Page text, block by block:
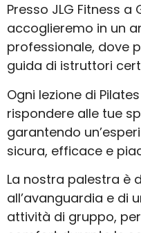
Presso JLG Fitness a
accoglieremo in un
professionale, dove
guida di istruttori
Ogni lezione di
rispondere alle tue
garantendo
sicura, efficace e
La nostra palestra è
all’avanguardia e di
attività di gruppo,